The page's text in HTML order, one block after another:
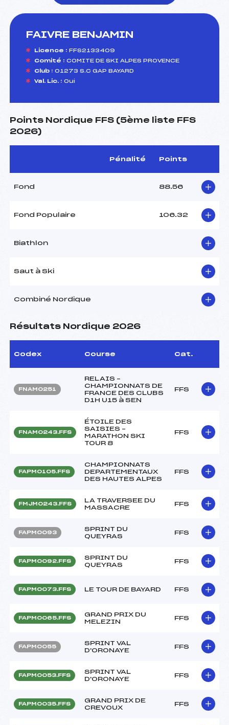
FAIVRE BENJAMIN
Licence : FFS2133409
Comité : COMITE DE SKI ALPES PROVENCE
Club : 01273 S.C GAP BAYARD
Val. Lic. : Oui
Points Nordique FFS (5ème liste FFS
2026)
Pénalité Points
Fond 88.56
Fond Populaire 106.32
Biathlon
Saut à Ski
Combiné Nordique
Résultats Nordique 2026
Codex Course Cat.
FNAM0251
RELAIS –
CHAMPIONNATS DE
FRANCE DES CLUBS
D1H U15 à SEN
FFS
FNAM0243.FFS
ÉTOILE DES
SAISIES –
MARATHON SKI
TOUR 8
FFS
FAPM0105.FFS
CHAMPIONNATS
DEPARTEMENTAUX
DES HAUTES ALPES
FFS
FMJM0243.FFS
LA TRAVERSEE DU
MASSACRE
FFS
FAPM0093
SPRINT DU
QUEYRAS
FFS
FAPM0092.FFS
SPRINT DU
QUEYRAS
FFS
FAPM0073.FFS LE TOUR DE BAYARD FFS
FAPM0065.FFS
GRAND PRIX DU
MELEZIN
FFS
FAPM0055
SPRINT VAL
D'ORONAYE
FFS
FAPM0053.FFS
SPRINT VAL
D'ORONAYE
FFS
FAPM0035.FFS
GRAND PRIX DE
CREVOUX
FFS